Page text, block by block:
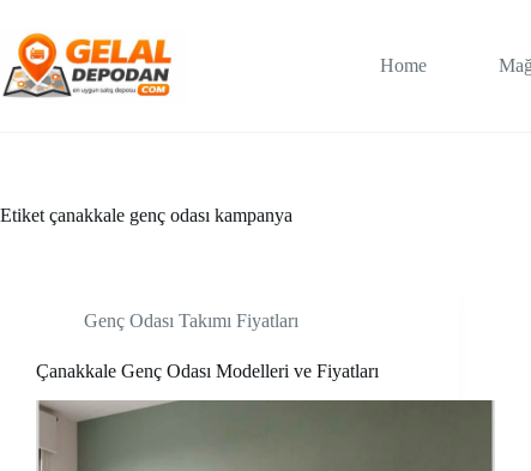
content
Home
Etiket çanakkale genç odası kampanya
Genç Odası Takımı Fiyatları
Çanakkale Genç Odası Modelleri ve Fiyatları